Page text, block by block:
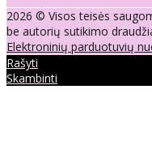
2026 © Visos teisės
be autorių sutikimo
Elektroninių parduotuvių
Rašyti
Skambinti